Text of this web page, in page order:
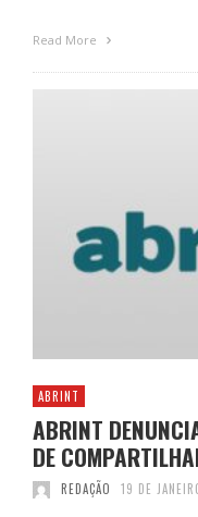
Read More
ABRINT
ABRINT
DE
REDAÇÃO 19 DE